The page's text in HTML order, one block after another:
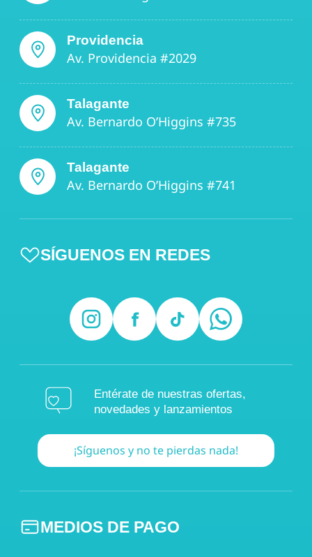
Providencia
Av. Providencia #2029
Talagante
Av. Bernardo O’Higgins #735
Talagante
Av. Bernardo O’Higgins #741
SÍGUENOS EN REDES
Entérate de nuestras ofertas,
novedades y lanzamientos
¡Síguenos y no te pierdas nada!
MEDIOS DE PAGO